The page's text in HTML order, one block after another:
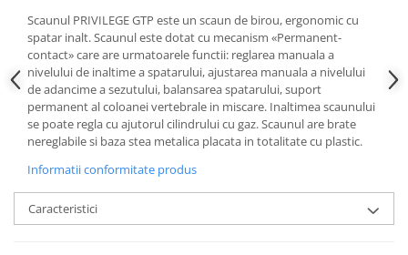
Scaunul PRIVILEGE GTP este un scaun de birou, ergonomic cu
spatar inalt. Scaunul este dotat cu mecanism «Permanent-
contact» care are urmatoarele functii: reglarea manuala a
nivelului de inaltime a spatarului, ajustarea manuala a nivelului
de adancime a sezutului, balansarea spatarului, suport
permanent al coloanei vertebrale in miscare. Inaltimea scaunului
se poate regla cu ajutorul cilindrului cu gaz. Scaunul are brate
nereglabile si baza stea metalica placata in totalitate cu plastic.
Informatii conformitate produs
Caracteristici